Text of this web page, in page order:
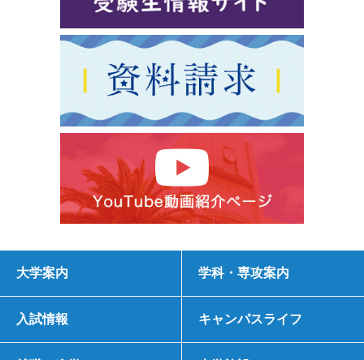
大学案内 学科・専攻案内
入試情報 キャンパスライフ